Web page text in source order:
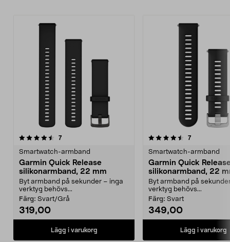
7recensioner
Smartwatch-armband
Garmin Quick Release
silikonarmband, 22 mm
Byt armband på sekunder – inga
verktyg behövs...
Färg: Svart/Grå
319,00
Lägg i varukorg
4.5av 5 stjärnor 7recensioner
Smartwatch-armband
Garmin Quick
silikonarmband, 22
Byt armband på
verktyg behövs...
Färg: Svart
349,00
Lägg i varukorg